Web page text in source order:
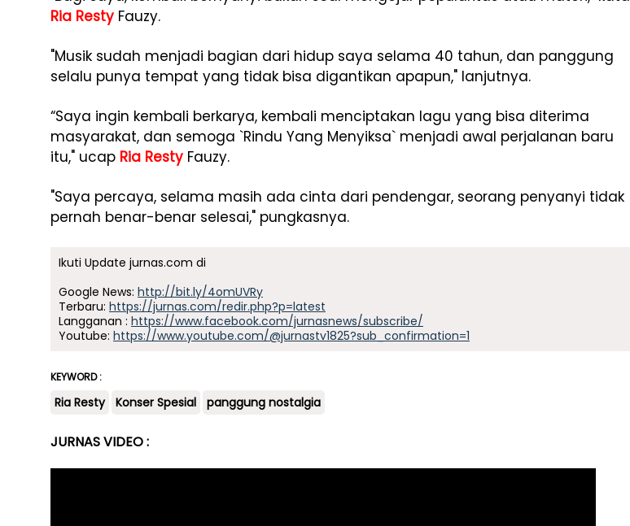
Ria Resty Fauzy.
"Musik sudah menjadi bagian dari hidup saya selama 40 tahun, dan panggung
selalu punya tempat yang tidak bisa digantikan apapun," lanjutnya.
“Saya ingin kembali berkarya, kembali menciptakan lagu yang bisa diterima
masyarakat, dan semoga `Rindu Yang Menyiksa` menjadi awal perjalanan baru
itu," ucap Ria Resty Fauzy.
"Saya percaya, selama masih ada cinta dari pendengar, seorang penyanyi tidak
pernah benar-benar selesai," pungkasnya.
Ikuti Update jurnas.com di
Google News: http://bit.ly/4omUVRy
Terbaru: https://jurnas.com/redir.php?p=latest
Langganan : https://www.facebook.com/jurnasnews/subscribe/
Youtube: https://www.youtube.com/@jurnastv1825?sub_confirmation=1
KEYWORD :
Ria Resty Konser Spesial panggung nostalgia
JURNAS VIDEO :